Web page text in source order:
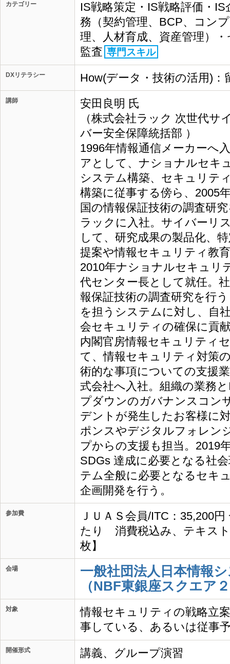
カテゴリー
IS戦略策定・IS戦略評価・
務（契約管理、BCP、コン
理、人材育成、資産管理）
監査 専門スキル
DXリテラシー How(データ・技術の活用)：
講師
安田良明 氏
（株式会社ラック 次世代
バー安全保障統括部 ）
1996年情報通信メーカーへ
アとして、ナショナルセキ
システム構築、セキュリテ
構築に従事する傍ら、2005
国の情報保証技術の調査研
ラックに入社。サイバーリ
して、研究成果の製品化、
提案や情報セキュリティ教
2010年ナショナルセキュリ
代センター長として就任。
報保証技術の調査研究を行
を担うシステムに対し、自
会セキュリティの確保に貢
内閣官房情報セキュリティ
て、情報セキュリティ対策
術的な事項についての支援
式会社へ入社。組織の業務
プダウンのガバナンスコン
デントが発生したお客様に
ポンスやデジタルフォレン
プからの支援も担当。2019
SDGs 達成に必要となる社
テム全般に必要となるセキ
企画開発を行う。
参加費
ＪＵＡＳ会員/ITC：35,200
たり 消費税込み、テキス
枚】
会場
一般社団法人日本情報
（NBF東銀座スクエア
対象
情報セキュリティの戦略立
事している、あるいは従事
開催形式 講義、グループ演習